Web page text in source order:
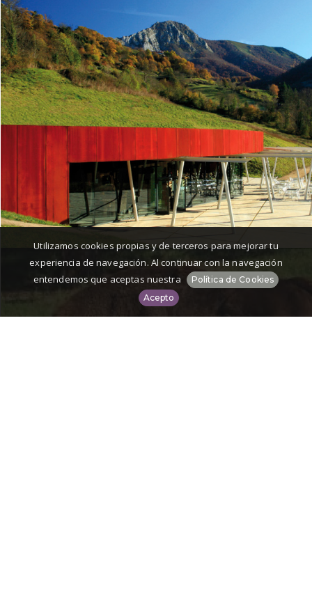
Utilizamos cookies propias y de terceros para mejorar tu
experiencia de navegación. Al continuar con la navegación
entendemos que aceptas nuestra
Política de Cookies
Acepto